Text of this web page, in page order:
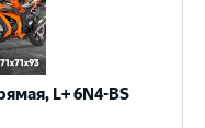
L+ 6N4-BS